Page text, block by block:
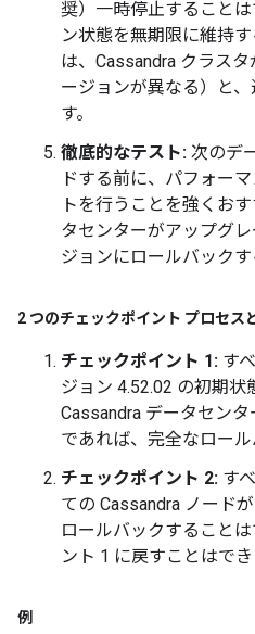
奨）一時停止すること
ン状態を無期限に維持
は、Cassandra クラス
ージョンが異なる）と
す。
徹底的なテスト: 次のデ
ドする前に、パフォー
トを行うことを強くお
タセンターがアップグ
ジョンにロールバックす
2 つのチェックポイント プロセス
チェックポイント 1: す
ジョン 4.52.02 の初期状
Cassandra データセン
であれば、完全なロール
チェックポイント 2: す
ての Cassandra ノード
ロールバックすること
ント 1 に戻すことはでき
例